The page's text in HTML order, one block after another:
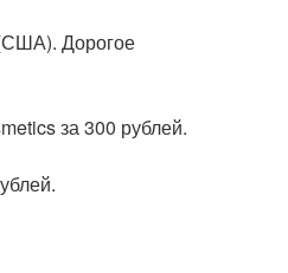
Дорогое
за 300 рублей.